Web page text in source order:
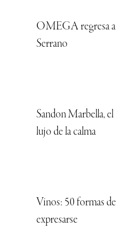
OMEGA regresa a
Serrano
Sandon Marbella, el
lujo de la calma
Vinos: 50 formas de
expresarse